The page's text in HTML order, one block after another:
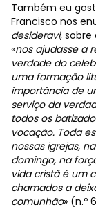
Também eu
Francisco nos
desideravi,
«nos ajudasse a
verdade do
uma formação
importância de
serviço da
todos os
vocação. Toda
nossas igrejas,
domingo, na
vida cristã é um
chamados a
comunhão» (n.º